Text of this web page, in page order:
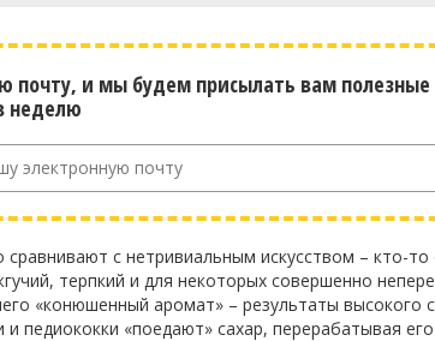
почту, и мы будем присылать вам
неделю
сравнивают с нетривиальным искусством – кто-
терпкий и для некоторых совершенно
«конюшенный аромат» – результаты
и педиококки «поедают» сахар, перерабатывая